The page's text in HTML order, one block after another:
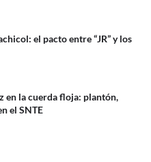
el pacto entre “JR” y los
en la cuerda floja: plantón,
el SNTE